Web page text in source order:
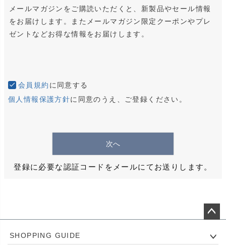
須
)
メールマガジンをご購読いただくと、新製品やセール情報
をお届けします。またメールマガジン限定クーポンやプレ
ゼントなどお得な情報をお届けします。
会員規約 に同意する
個人情報保護方針に同意のうえ、ご登録ください。
次へ
登録に必要な認証コードをメールにてお送りします。
ジト
SHOPPING GUIDE